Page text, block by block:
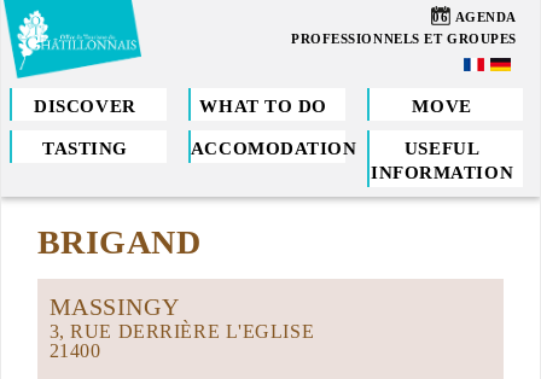
Skip
to
main
content
06 AGENDA
PROFESSIONNELS ET GROUPES
DISCOVER WHAT TO DO MOVE
TASTING ACCOMODATION
USEFUL
INFORMATION
You
are
hereBRIGAND
MASSINGY
3, RUE DERRIÈRE L'EGLISE
21400